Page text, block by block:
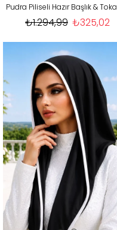
₺325,02
₺1.294,99